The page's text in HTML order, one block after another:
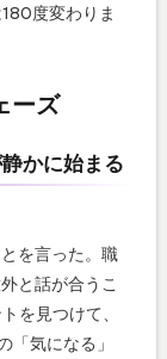
度変わりま
ーズ
かに始まる
を言った。職
と話が合うこ
を見つけて、
「気になる」